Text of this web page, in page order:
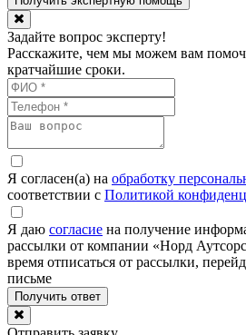
Задайте вопрос эксперту!
Расскажите, чем мы можем вам
кратчайшие сроки.
Я согласен(а) на обработку
соответствии с Политикой
Я даю согласие на получение
рассылки от компании «Норд
время отписаться от рассылки,
письме